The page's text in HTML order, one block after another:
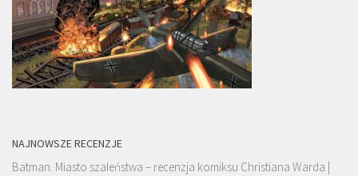
NAJNOWSZE RECENZJE
Batman. Miasto szaleństwa – recenzja komiksu Christiana Warda |